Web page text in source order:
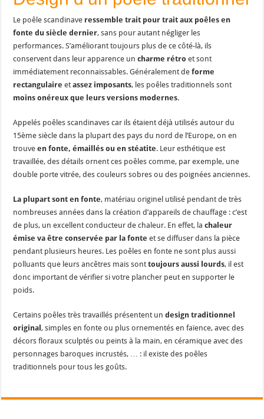
Le poêle scandinave ressemble trait pour trait aux poêles en
fonte du siècle dernier, sans pour autant négliger les
performances. S’améliorant toujours plus de ce côté-là, ils
conservent dans leur apparence uncharme rétro et sont
immédiatement reconnaissables. Généralement deforme
rectangulaire etassez imposants, les poêles traditionnels sont
moins onéreux que leurs versions modernes.
Appelés poêles scandinaves car ils étaient déjà utilisés autour du
15ème siècle dans la plupart des pays du nord de l’Europe, on en
trouveen fonte, émaillés ou en stéatite. Leur esthétique est
travaillée, des détails ornent ces poêles comme, par exemple, une
double porte vitrée, des couleurs sobres ou des poignées anciennes.
La plupart sont en fonte, matériau originel utilisé pendant de très
nombreuses années dans la création d’appareils de chauffage : c’est
de plus, un excellent conducteur de chaleur. En effet, lachaleur
émise va être conservée par la fonte et se diffuser dans la pièce
pendant plusieurs heures. Les poêles en fonte ne sont plus aussi
polluants que leurs ancêtres mais sonttoujours aussi lourds, il est
donc important de vérifier si votre plancher peut en supporter le
poids.
Certains poêles très travaillés présentent undesign traditionnel
original, simples en fonte ou plus ornementés en faïence, avec des
décors floraux sculptés ou peints à la main, en céramique avec des
personnages baroques incrustés, … : il existe des poêles
traditionnels pour tous les goûts.